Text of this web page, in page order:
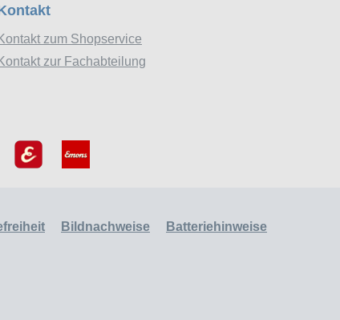
Kontakt zum Shopservice
Kontakt zur Fachabteilung
Bildnachweise
Batteriehinweise